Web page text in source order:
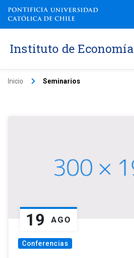
Instituto de Economía
Inicio keyboard_arrow_right Seminarios
19 AGO
Conferencias